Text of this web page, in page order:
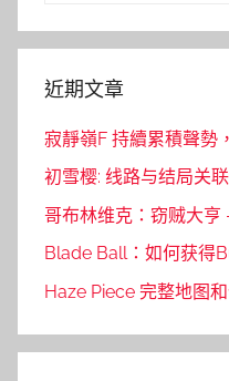
近期文章
寂靜嶺F 持續累積聲勢
初雪樱: 线路与结局关
哥布林维克：窃贼大亨
Blade Ball：如何获得
Haze Piece 完整地图